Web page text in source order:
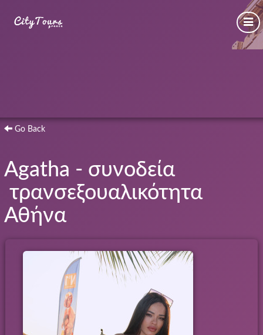
Go Back
Agatha - συνοδεία
τρανσεξουαλικότητα
Αθήνα